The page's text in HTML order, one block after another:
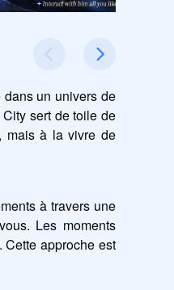
un univers de
sert de toile de
mais à la vivre de
à travers une
Les moments
approche est